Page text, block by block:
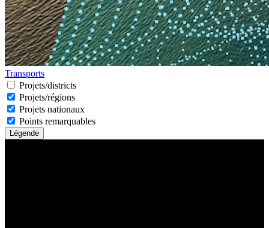
Transports
Projets/districts
Projets/régions
Projets nationaux
Points remarquables
Légende